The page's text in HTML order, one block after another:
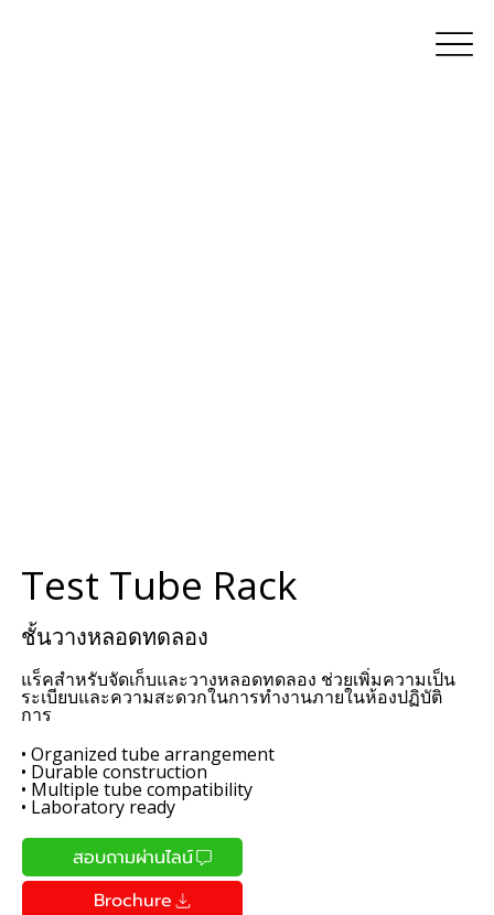
Test Tube Rack
ชั้นวางหลอดทดลอง
แร็คสำหรับจัดเก็บและวางหลอดทดลอง ช่วยเพิ่มความเป็น
ระเบียบและความสะดวกในการทำงานภายในห้องปฏิบัติ
การ
• Organized tube arrangement
• Durable construction
• Multiple tube compatibility
• Laboratory ready
สอบถามผ่านไลน์
Brochure